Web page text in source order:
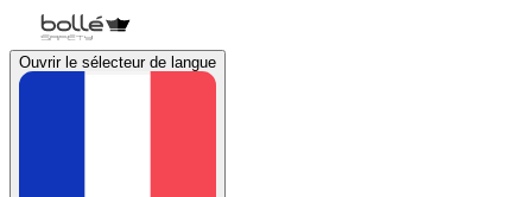
Ouvrir le sélecteur de langue